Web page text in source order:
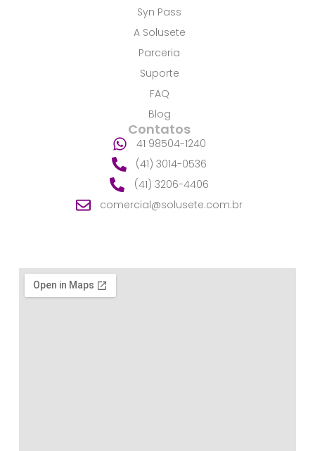
o
k
-
f
Syn Pass
A Solusete
Parceria
Suporte
FAQ
Blog
Contatos
41 98504-1240
(41) 3014-0536
(41) 3206-4406
comercial@solusete.com.br